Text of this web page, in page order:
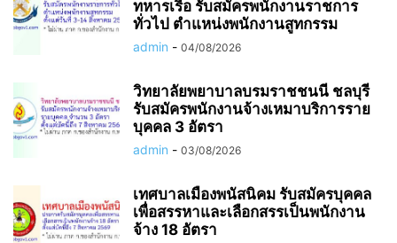
ทหารเรือ รับสมัครพนักงานราชการ
ทั่วไป ตำแหน่งพนักงานสูทกรรม
admin - 04/08/2026
วิทยาลัยพยาบาลบรมราชชนนี ชลบุรี
รับสมัครพนักงานจ้างเหมาบริการราย
บุคคล 3 อัตรา
admin - 03/08/2026
เทศบาลเมืองพนัสนิคม รับสมัครบุคคล
เพื่อสรรหาและเลือกสรรเป็นพนักงาน
จ้าง 18 อัตรา